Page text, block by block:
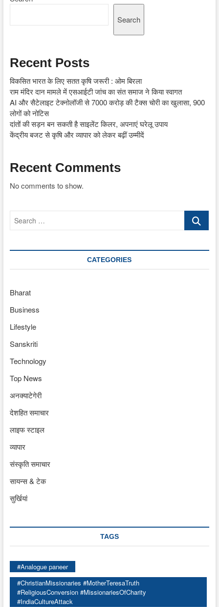
Search
Recent Posts
विकसित भारत के लिए सतत कृषि जरूरी : ओम बिरला
राम मंदिर दान मामले में एसआईटी जांच का संत समाज ने किया स्वागत
AI और सैटेलाइट टेक्नोलॉजी से 7000 करोड़ की टैक्स चोरी का खुलासा, 900
लोगों को नोटिस
दांतों की सड़न बन सकती है साइलेंट किलर, अपनाएं घरेलू उपाय
केंद्रीय बजट से कृषि और व्यापार को लेकर बढ़ीं उम्मीदें
Recent Comments
No comments to show.
Search
CATEGORIES
Bharat
Business
Lifestyle
Sanskriti
Technology
Top News
अनक्याटेगेरी
देशहित समाचार
लाइफ स्टाइल
व्यापार
संस्कृति समाचार
सायन्स & टेक
सुर्खियां
TAGS
#Analogue paneer
#ChristianMissionaries #MotherTeresaTruth
#ReligiousConversion #MissionariesOfCharity
#IndiaCultureAttack